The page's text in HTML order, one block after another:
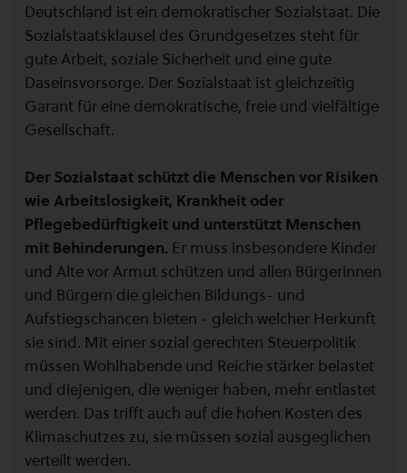
Deutschland ist ein demokratischer Sozialstaat. Die
Sozialstaatsklausel des Grundgesetzes steht für
gute Arbeit, soziale Sicherheit und eine gute
Daseinsvorsorge. Der Sozialstaat ist gleichzeitig
Garant für eine demokratische, freie und vielfältige
Gesellschaft.
Der Sozialstaat schützt die Menschen vor Risiken
wie Arbeitslosigkeit, Krankheit oder
Pflegebedürftigkeit und unterstützt Menschen
mit Behinderungen. Er muss insbesondere Kinder
und Alte vor Armut schützen und allen Bürgerinnen
und Bürgern die gleichen Bildungs- und
Aufstiegschancen bieten - gleich welcher Herkunft
sie sind. Mit einer sozial gerechten Steuerpolitik
müssen Wohlhabende und Reiche stärker belastet
und diejenigen, die weniger haben, mehr entlastet
werden. Das trifft auch auf die hohen Kosten des
Klimaschutzes zu, sie müssen sozial ausgeglichen
verteilt werden.